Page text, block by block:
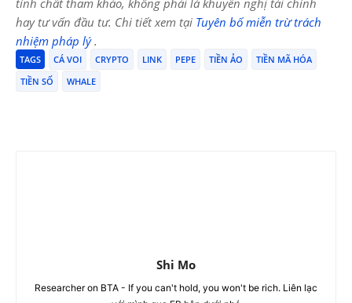
hay tư vấn đầu tư. Chi tiết xem tại Tuyên bố miễn trừ trách
nhiệm pháp lý.
TAGS CÁ VOI CRYPTO LINK PEPE TIỀN ẢO
TIỀN MÃ HÓA
TIỀN SỐ
WHALE
Shi Mo
Researcher on BTA - If you can't hold, you won't be rich. Liên lạc